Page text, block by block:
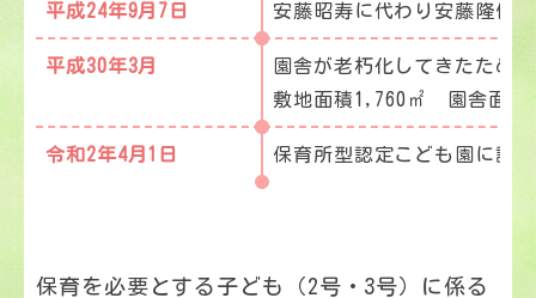
平成24年9月7日 安藤昭寿に代わり安藤隆伸
平成30年3月
園舎が老朽化してきたため
敷地面積1,760㎡ 園舎面積
令和2年4月1日 保育所型認定こども園に認
保育を必要とする子ども（2号・3号）に係る